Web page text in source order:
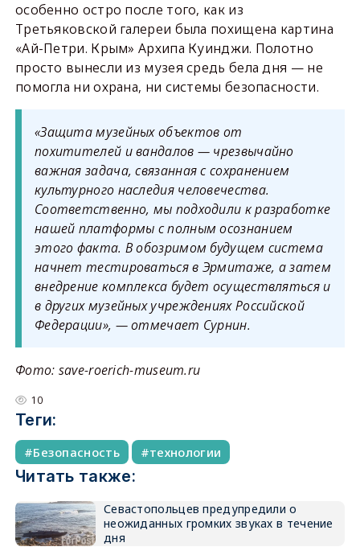
особенно остро после того, как из
Третьяковской галереи была похищена картина
«Ай-Петри. Крым» Архипа Куинджи. Полотно
просто вынесли из музея средь бела дня — не
помогла ни охрана, ни системы безопасности.
«Защита музейных объектов от
похитителей и вандалов — чрезвычайно
важная задача, связанная с сохранением
культурного наследия человечества.
Соответственно, мы подходили к разработке
нашей платформы с полным осознанием
этого факта. В обозримом будущем система
начнет тестироваться в Эрмитаже, а затем
внедрение комплекса будет осуществляться и
в других музейных учреждениях Российской
Федерации», — отмечает Сурнин.
Фото: save-roerich-museum.ru
10
Теги:
Безопасность технологии
Читать также:
Севастопольцев предупредили о
неожиданных громких звуках в течение
дня